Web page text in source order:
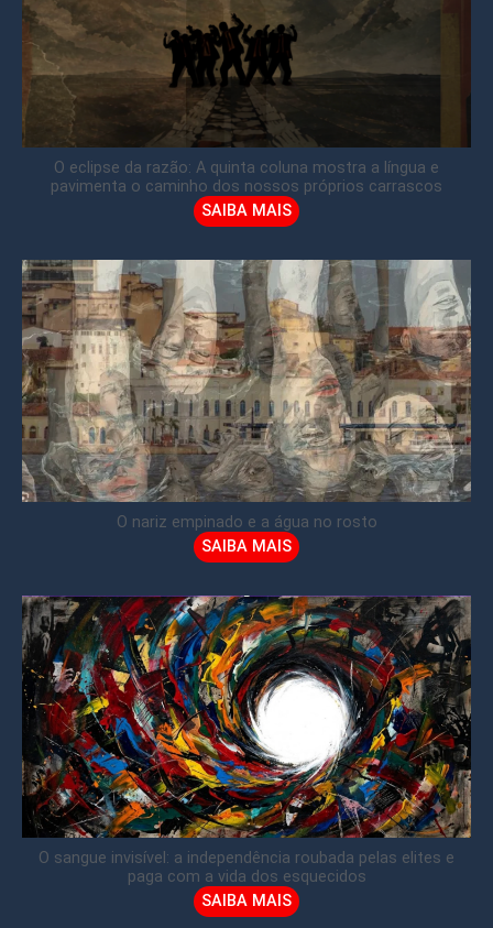
O eclipse da razão: A quinta coluna mostra a língua e
pavimenta o caminho dos nossos próprios carrascos
SAIBA MAIS
O nariz empinado e a água no rosto
SAIBA MAIS
O sangue invisível: a independência roubada pelas elites e
paga com a vida dos esquecidos
SAIBA MAIS